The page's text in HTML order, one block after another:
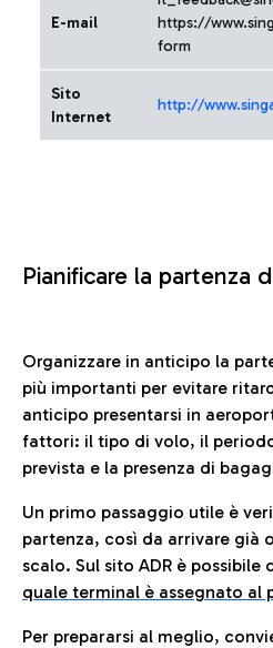
E-mail
https://
form
Sito
Internet
http://
Pianificare la partenza
Organizzare in anticipo la
più importanti per evitare
anticipo presentarsi in
fattori: il tipo di volo, il periodo
prevista e la presenza di
Un primo passaggio utile è
partenza, così da arrivare già
scalo. Sul sito ADR è
quale terminal è assegnato al
Per prepararsi al meglio,